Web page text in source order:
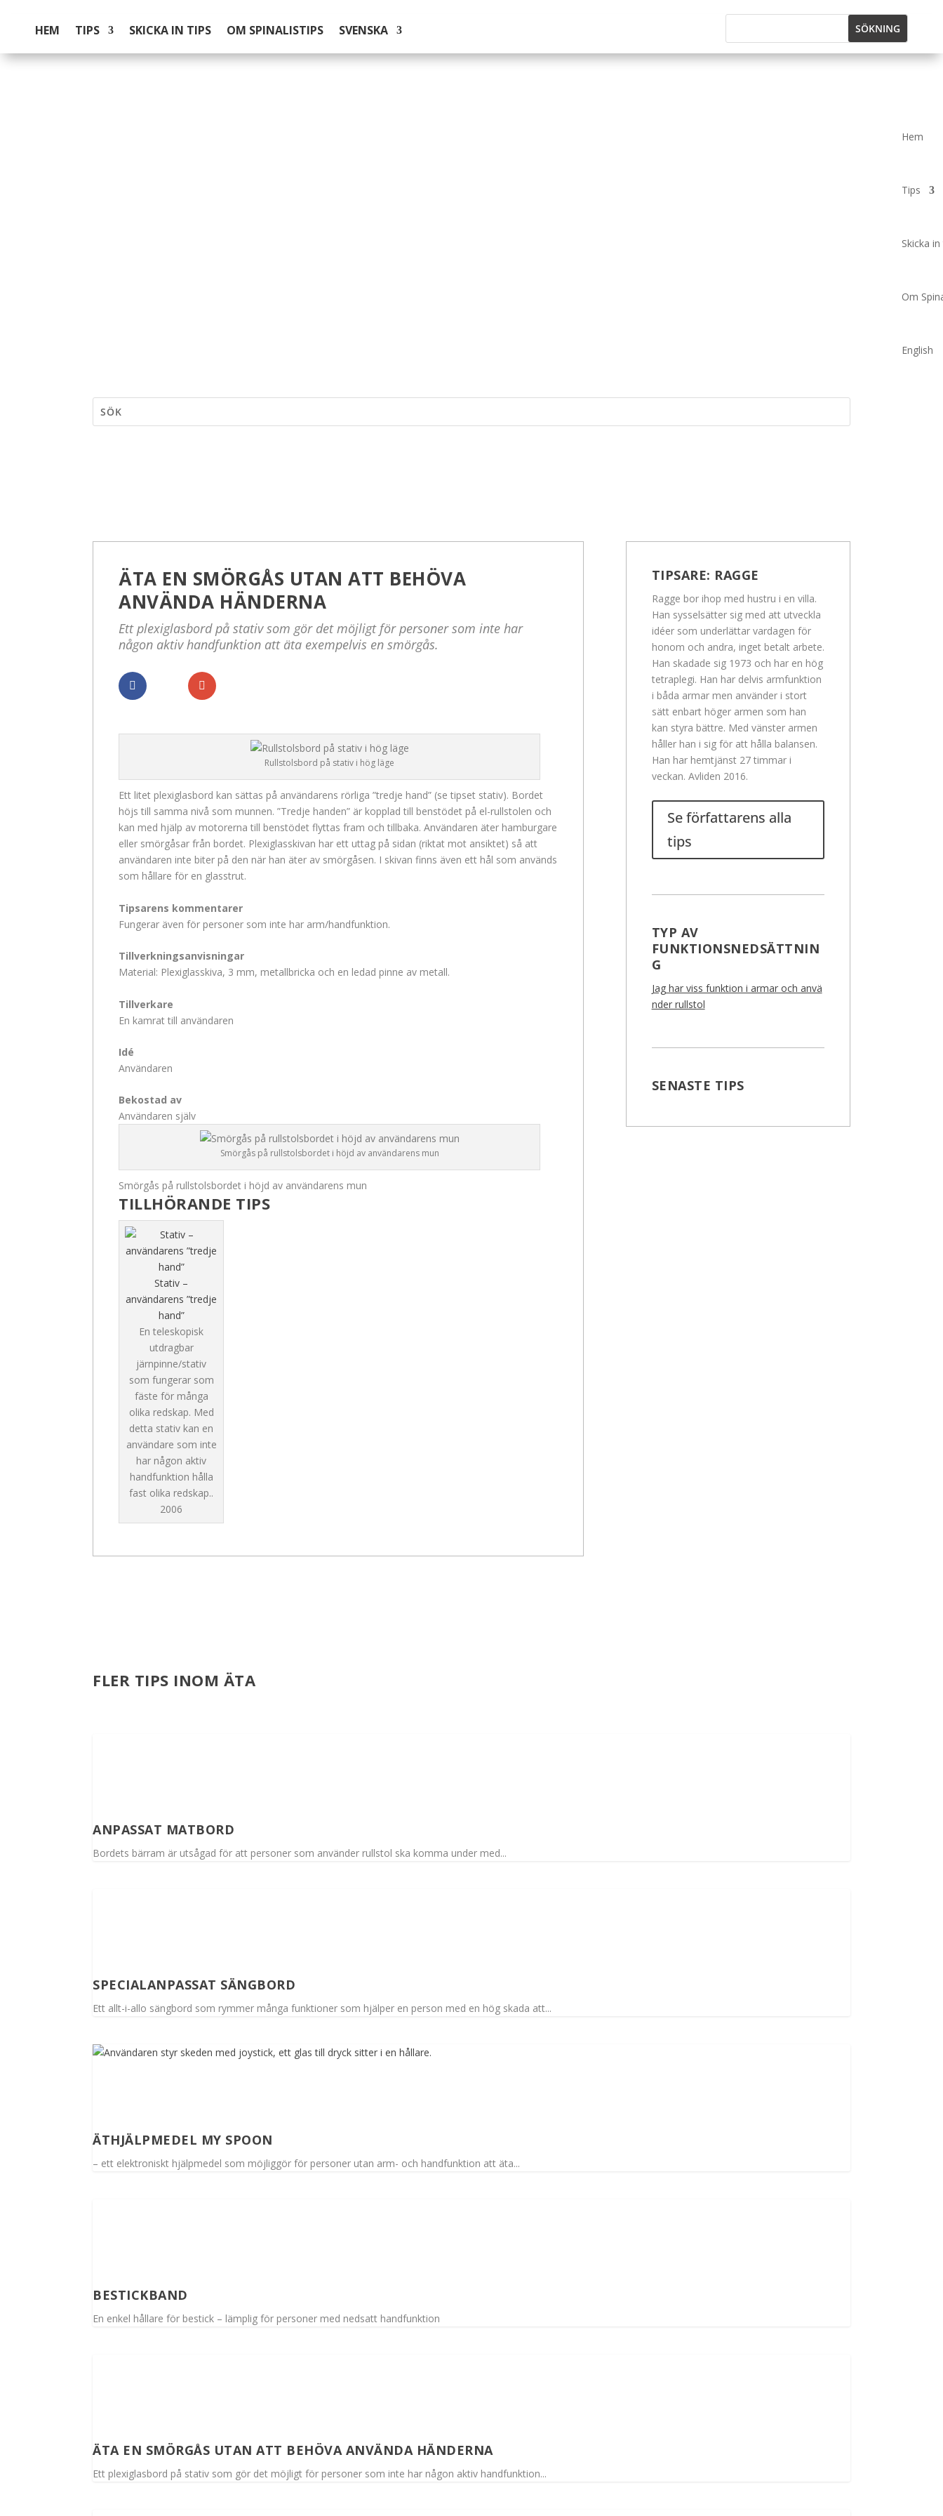
HEM TIPS SKICKA IN TIPS OM SPINALISTIPS SVENSKA
Hem
Tips
Skicka
Om
English
ÄTA EN SMÖRGÅS UTAN ATT BEHÖVA
ANVÄNDA HÄNDERNA
Ett plexiglasbord på stativ som gör det möjligt för personer som inte har
någon aktiv handfunktion att äta exempelvis en smörgås.
Rullstolsbord på stativ i hög läge
Ett litet plexiglasbord kan sättas på användarens rörliga ”tredje hand” (se tipset stativ). Bordet
höjs till samma nivå som munnen. ”Tredje handen” är kopplad till benstödet på el-rullstolen och
kan med hjälp av motorerna till benstödet flyttas fram och tillbaka. Användaren äter hamburgare
eller smörgåsar från bordet. Plexiglasskivan har ett uttag på sidan (riktat mot ansiktet) så att
användaren inte biter på den när han äter av smörgåsen. I skivan finns även ett hål som används
som hållare för en glasstrut.
Tipsarens kommentarer
Fungerar även för personer som inte har arm/handfunktion.
Tillverkningsanvisningar
Material: Plexiglasskiva, 3 mm, metallbricka och en ledad pinne av metall.
Tillverkare
En kamrat till användaren
Idé
Användaren
Bekostad av
Användaren själv
Smörgås på rullstolsbordet i höjd av användarens mun
Smörgås på rullstolsbordet i höjd av användarens mun
TILLHÖRANDE TIPS
Stativ –
användarens ”tredje
hand”
En teleskopisk
utdragbar
järnpinne/stativ
som fungerar som
fäste för många
olika redskap. Med
detta stativ kan en
användare som inte
har någon aktiv
handfunktion hålla
fast olika redskap..
2006
TIPSARE: RAGGE
Ragge bor ihop med hustru i en villa.
Han sysselsätter sig med att utveckla
idéer som underlättar vardagen för
honom och andra, inget betalt arbete.
Han skadade sig 1973 och har en hög
tetraplegi. Han har delvis armfunktion
i båda armar men använder i stort
sätt enbart höger armen som han
kan styra bättre. Med vänster armen
håller han i sig för att hålla balansen.
Han har hemtjänst 27 timmar i
veckan. Avliden 2016.
Se författarens alla
tips
TYP AV
FUNKTIONSNEDSÄTTNIN
G
Jag har viss funktion i armar och anvä
nder rullstol
SENASTE TIPS
FLER TIPS INOM ÄTA
ANPASSAT MATBORD
Bordets bärram är utsågad för att personer som använder rullstol ska komma under med...
SPECIALANPASSAT SÄNGBORD
Ett allt-i-allo sängbord som rymmer många funktioner som hjälper en person med en hög skada att...
ÄTHJÄLPMEDEL MY SPOON
– ett elektroniskt hjälpmedel som möjliggör för personer utan arm- och handfunktion att äta...
BESTICKBAND
En enkel hållare för bestick – lämplig för personer med nedsatt handfunktion
ÄTA EN SMÖRGÅS UTAN ATT BEHÖVA ANVÄNDA HÄNDERNA
Ett plexiglasbord på stativ som gör det möjligt för personer som inte har någon aktiv handfunktion...